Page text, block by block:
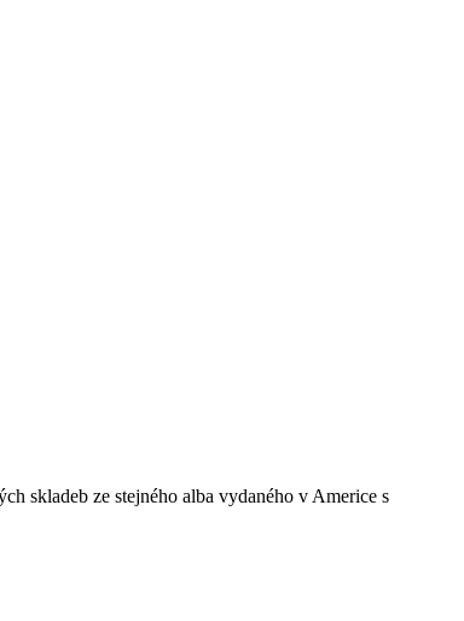
skladeb ze stejného alba vydaného v Americe s